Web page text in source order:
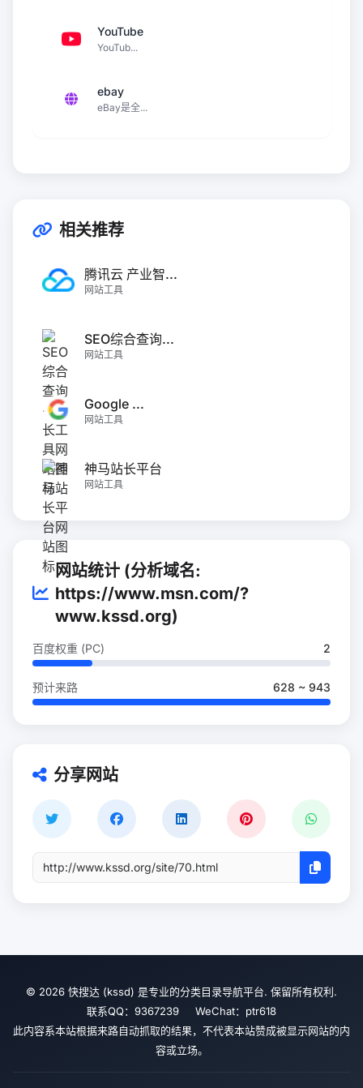
YouTube
YouTub...
ebay
eBay是全...
相关推荐
腾讯云 产业智...
网站工具
SEO综合查询...
网站工具
Google ...
网站工具
神马站长平台
网站工具
网站统计 (分析域名:
https://www.msn.com/?
www.kssd.org)
百度权重 (PC) 2
预计来路 628 ~ 943
分享网站
© 2026 快搜达 (kssd) 是专业的分类目录导航平台. 保留所有权利.
联系QQ：9367239 WeChat：ptr618
此内容系本站根据来路自动抓取的结果，不代表本站赞成被显示网站的内
容或立场。